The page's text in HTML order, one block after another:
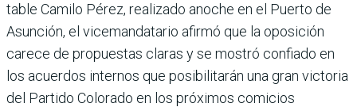
table Camilo Pérez, reali­zado anoche en el Puerto de
Asunción, el vicemandata­rio afirmó que la oposición
carece de propuestas claras y se mostró confiado en
los acuerdos internos que posi­bilitarán una gran victoria
del Partido Colorado en los próxi­mos comicios